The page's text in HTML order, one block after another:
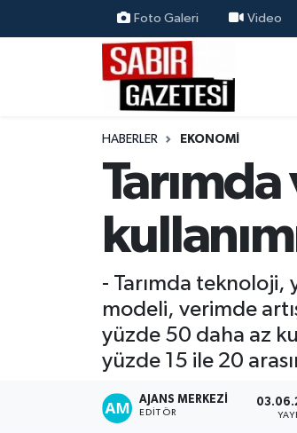
Foto Galeri Video
HABERLER EKONOMI
- Tarımda teknoloji,
modeli, verimde
yüzde 50 daha az
yüzde 15 ile 20
AJANS MERKEZI
EDITÖR
ÖZEL HABER
MAGAZİN
EKONOMİ
RESMİ İLANLAR
Osmaniye Nöbetçi Eczaneler
Osmaniye Hava Durumu
Süper Lig Puan Durumu ve Fikstür
Tüm Manşetler
Son Dakika Haberleri
Haber Arşivi